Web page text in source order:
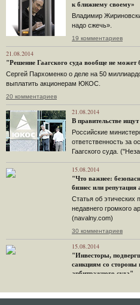
к ближнему своему»
Владимир
надо сжечь».
19 комментариев
21.08.2014
"Решение Гаагского суда вообще не
Сергей Пархоменко о деле на 50
выплатить акционерам ЮКОС.
20 комментариев
21.08.2014
В правительстве
Российские
ответственность за
Гаагского суда.
15.08.2014
"Что важнее:
бизнес или репутация
Статья об этических
недавнего громкого
(navalny.com)
30 комментариев
15.08.2014
"Инвесторы,
санкциям со стороны
арбитражного суда"
Швейцарская газета
судебном решении.